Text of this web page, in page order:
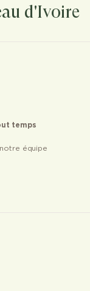
d'Ivoire
temps
équipe